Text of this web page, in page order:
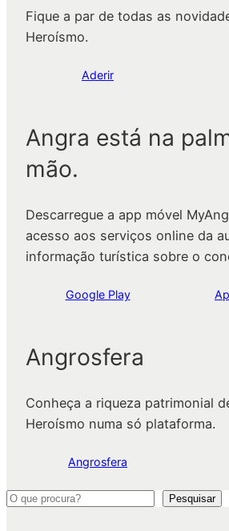
Fique a par de todas as
Heroísmo.
Aderir
Angra está na
mão.
Descarregue a app móvel
acesso aos serviços online da
informação turística sobre o
Google Play
Angrosfera
Conheça a riqueza patrimonial
Heroísmo numa só plataforma.
Angrosfera
P
Pesquisar